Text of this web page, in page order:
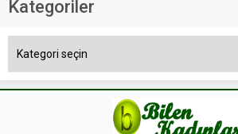
Kategoriler